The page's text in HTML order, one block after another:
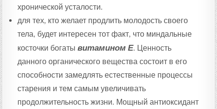
хронической усталости.
для тех, кто желает продлить молодость своего
тела, будет интересен тот факт, что миндальные
косточки богатывитамином Е. Ценность
данного органического вещества состоит в его
способности замедлять естественные процессы
старения и тем самым увеличивать
продолжительность жизни. Мощный антиоксидант